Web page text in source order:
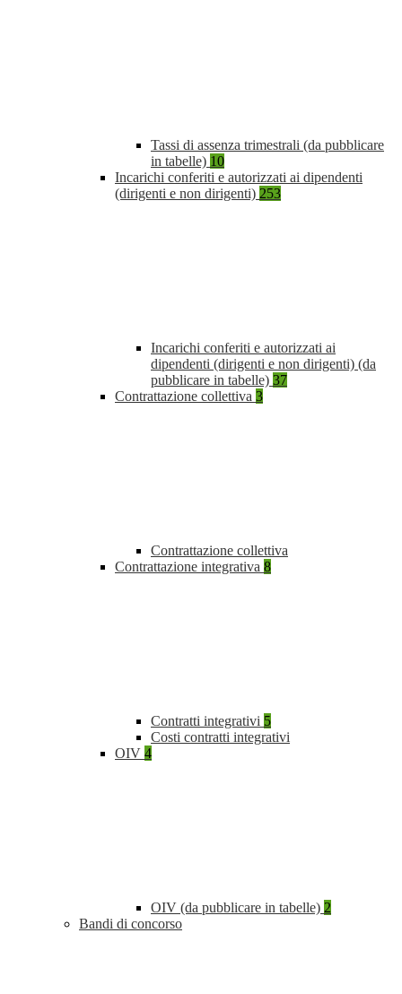
Tassi di assenza trimestrali (da pubblicare
in tabelle) 10
Incarichi conferiti e autorizzati ai dipendenti
(dirigenti e non dirigenti) 253
Incarichi conferiti e autorizzati ai
dipendenti (dirigenti e non dirigenti) (da
pubblicare in tabelle) 37
Contrattazione collettiva 3
Contrattazione collettiva
Contrattazione integrativa 8
Contratti integrativi 5
Costi contratti integrativi
OIV 4
OIV (da pubblicare in tabelle) 2
Bandi di concorso